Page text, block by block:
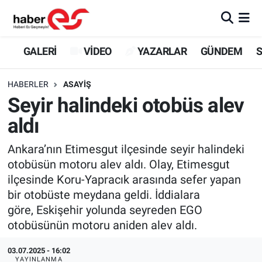
GALERİ VİDEO YAZARLAR GÜNDEM
HABERLER ASAYİŞ
Seyir halindeki otobüs alev
aldı
Ankara’nın Etimesgut ilçesinde seyir halindeki
otobüsün motoru alev aldı. Olay, Etimesgut
ilçesinde Koru-Yapracık arasında sefer yapan
bir otobüste meydana geldi. İddialara
göre, Eskişehir yolunda seyreden EGO
otobüsünün motoru aniden alev aldı.
03.07.2025 - 16:02
YAYINLANMA
GALERİ
YAZARLAR
GÜNDEM
SİYASET
TEKNOLOJİ
EKONOMİ
SPOR
Eskişehir Nöbetçi Eczaneler
Eskişehir Trafik Yoğunluk Haritası
Süper Lig Puan Durumu ve Fikstür
Tüm Manşetler
Son Dakika Haberleri
Haber Arşivi